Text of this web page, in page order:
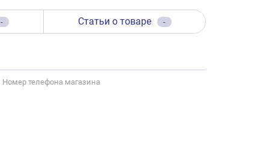
- Статьи о товаре -
Номер телефона магазина